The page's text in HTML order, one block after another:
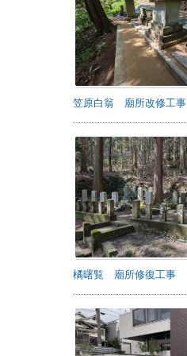
笠原白翁 廟所改修工事
橘曙覧 廟所修復工事